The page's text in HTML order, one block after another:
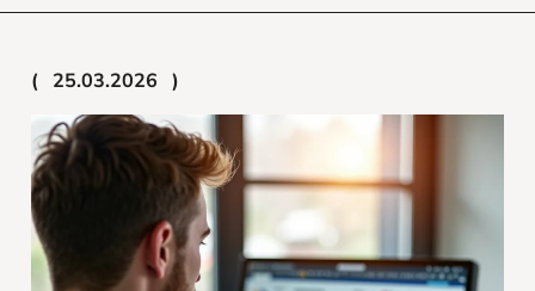
25.03.2026